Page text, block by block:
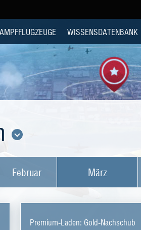
WISSENSDATENBANK
Februar März
Premium-Laden: Gold-Nachschub